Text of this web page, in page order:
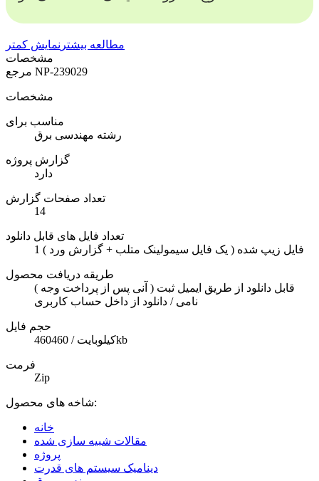
مطالعه بیشتر نمایش کمتر
مشخصات
NP-239029
مشخصات
مناسب برای
رشته مهندسی برق
گزارش پروژه
دارد
تعداد صفحات گزارش
14
تعداد فایل های قابل دانلود
1 فایل زیپ شده ( یک فایل سیمولینک متلب + گزارش ورد )
طریقه دریافت محصول
( آنی پس از پرداخت وجه ) قابل دانلود از طریق ایمیل ثبت
نامی / دانلود از داخل حساب کاربری
حجم فایل
460کیلوبایت / 460kb
فرمت
Zip
شاخه های محصول:
خانه
مقالات شبیه سازی شده
پروژه
دینامیک سیستم های قدرت